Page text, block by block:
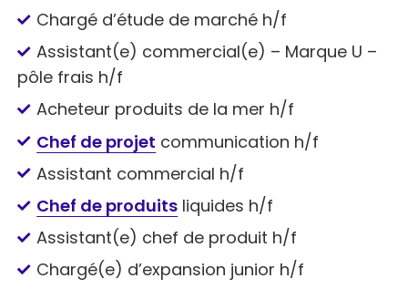
Chargé d’étude de marché h/f
Assistant(e) commercial(e) – Marque U –
pôle frais h/f
Acheteur produits de la mer h/f
Chef de projet communication h/f
Assistant commercial h/f
Chef de produits liquides h/f
Assistant(e) chef de produit h/f
Chargé(e) d’expansion junior h/f